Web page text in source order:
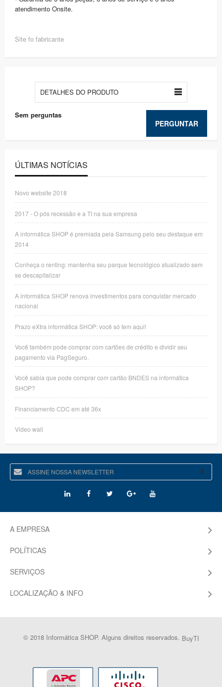
atendimento Onsite.
Site fo fabricante
DETALHES DO PRODUTO
PERGUNTAR
Sem perguntas
ÚLTIMAS NOTÍCIAS
Novo website 2018
2017 - O pós recessão e a TI na sua empresa
A informática SHOP é premiada pela Samsung pelo seu destaque em
2014
Conheça o renting: mantenha seu parque tecnológico atualizado sem
se descapitalizar
A informática SHOP renova investimentos para conquistar mercado
nacional
Prazo eXtra informática SHOP: você só tem aqui!
Você também pode comprar com cartões de crédito e dividir seu
pagamento via PagSeguro.
Você sabia que pode comprar com cartão BNDES na informática
SHOP?
Financiamento CDC em até 36x
Video wall
A EMPRESA
POLÍTICAS
SERVIÇOS
LOCALIZAÇÃO & INFO
© 2018 Informática SHOP. Alguns direitos reservados. BuyTI